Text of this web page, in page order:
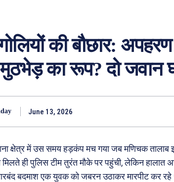
की बौछार:
का रूप? दो जवान
June 13, 2026
क्षेत्र में उस समय हड़कंप मच गया जब मणिचक
ही पुलिस टीम तुरंत मौके पर पहुंची, लेकिन हालात
बदमाश एक युवक को जबरन उठाकर मारपीट कर